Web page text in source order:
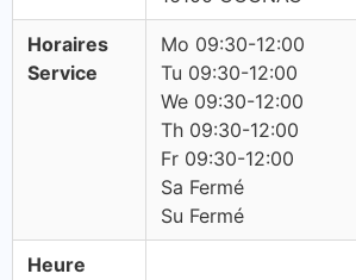
Horaires
Service
Mo 09:30-12:00
Tu 09:30-12:00
We 09:30-12:00
Th 09:30-12:00
Fr 09:30-12:00
Sa Fermé
Su Fermé
Heure